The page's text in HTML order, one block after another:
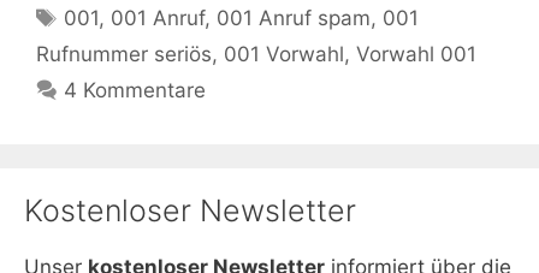
Schlagwörter
001, 001 Anruf, 001 Anruf spam, 001
Rufnummer seriös, 001 Vorwahl, Vorwahl 001
4 Kommentare
Kostenloser Newsletter
Unser kostenloser Newsletter informiert über die